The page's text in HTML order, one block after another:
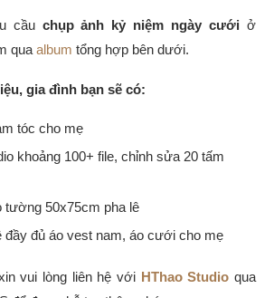
cầu chụp ảnh kỷ niệm ngày cưới ở
qua album tổng hợp bên dưới.
gia đình bạn sẽ có:
tóc cho mẹ
khoảng 100+ file, chỉnh sửa 20 tấm
tường 50x75cm pha lê
đầy đủ áo vest nam, áo cưới cho mẹ
vui lòng liên hệ với HThao Studio qua